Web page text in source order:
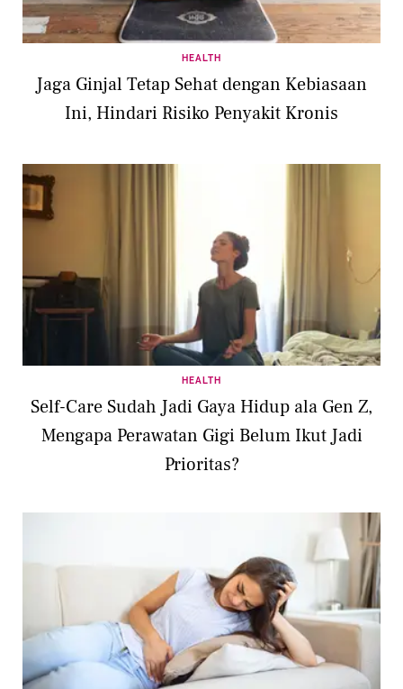
HEALTH
Jaga Ginjal Tetap Sehat dengan Kebiasaan
Ini, Hindari Risiko Penyakit Kronis
HEALTH
Self-Care Sudah Jadi Gaya Hidup ala Gen Z,
Mengapa Perawatan Gigi Belum Ikut Jadi
Prioritas?